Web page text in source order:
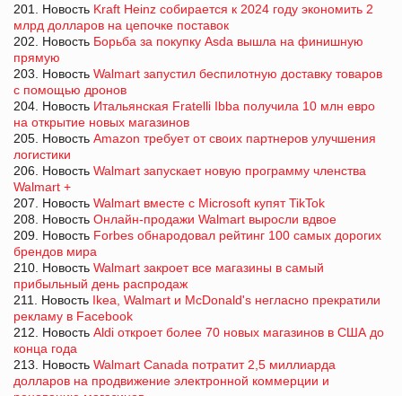
201. Новость Kraft Heinz собирается к 2024 году экономить 2
млрд долларов на цепочке поставок
202. Новость Борьба за покупку Asda вышла на финишную
прямую
203. Новость Walmart запустил беспилотную доставку товаров
с помощью дронов
204. Новость Итальянская Fratelli Ibba получила 10 млн евро
на открытие новых магазинов
205. Новость Amazon требует от своих партнеров улучшения
логистики
206. Новость Walmart запускает новую программу членства
Walmart +
207. Новость Walmart вместе с Microsoft купят TikTok
208. Новость Онлайн-продажи Walmart выросли вдвое
209. Новость Forbes обнародовал рейтинг 100 самых дорогих
брендов мира
210. Новость Walmart закроет все магазины в самый
прибыльный день распродаж
211. Новость Ikea, Walmart и McDonald's негласно прекратили
рекламу в Facebook
212. Новость Aldi откроет более 70 новых магазинов в США до
конца года
213. Новость Walmart Canada потратит 2,5 миллиарда
долларов на продвижение электронной коммерции и